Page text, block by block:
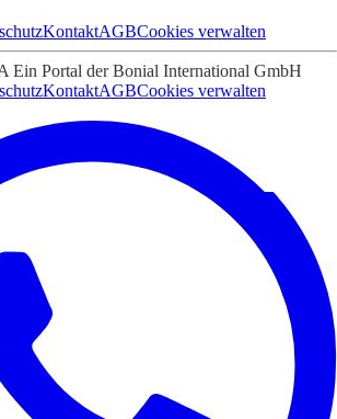
KontaktAGBCookies verwalten
Ein Portal der Bonial International GmbH
KontaktAGBCookies verwalten